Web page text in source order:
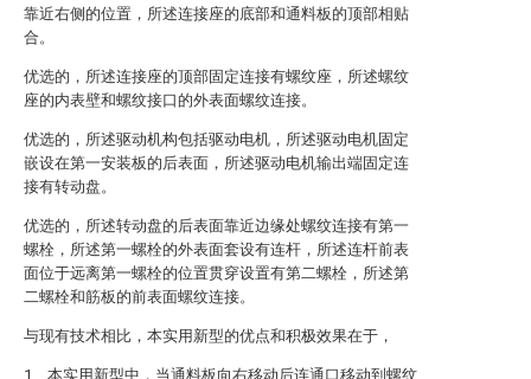
靠近右侧的位置，所述连接座的底部和通料板的顶部相贴
合。
优选的，所述连接座的顶部固定连接有螺纹座，所述螺纹
座的内表壁和螺纹接口的外表面螺纹连接。
优选的，所述驱动机构包括驱动电机，所述驱动电机固定
嵌设在第一安装板的后表面，所述驱动电机输出端固定连
接有转动盘。
优选的，所述转动盘的后表面靠近边缘处螺纹连接有第一
螺栓，所述第一螺栓的外表面套设有连杆，所述连杆前表
面位于远离第一螺栓的位置贯穿设置有第二螺栓，所述第
二螺栓和筋板的前表面螺纹连接。
与现有技术相比，本实用新型的优点和积极效果在于，
1、本实用新型中，当通料板向右移动后连通口移动到螺纹